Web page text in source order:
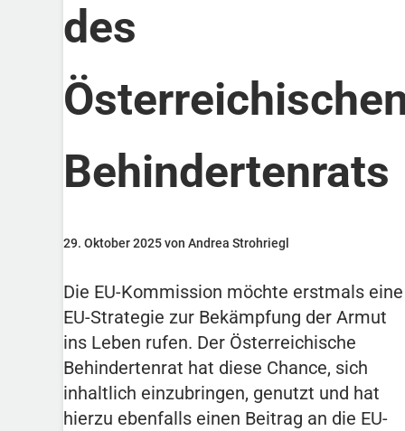
des
Behindertenrats
29. Oktober 2025 von Andrea Strohriegl
Die EU-Kommission möchte erstmals eine
EU-Strategie zur Bekämpfung der Armut
ins Leben rufen. Der Österreichische
Behindertenrat hat diese Chance, sich
inhaltlich einzubringen, genutzt und hat
hierzu ebenfalls einen Beitrag an die EU-